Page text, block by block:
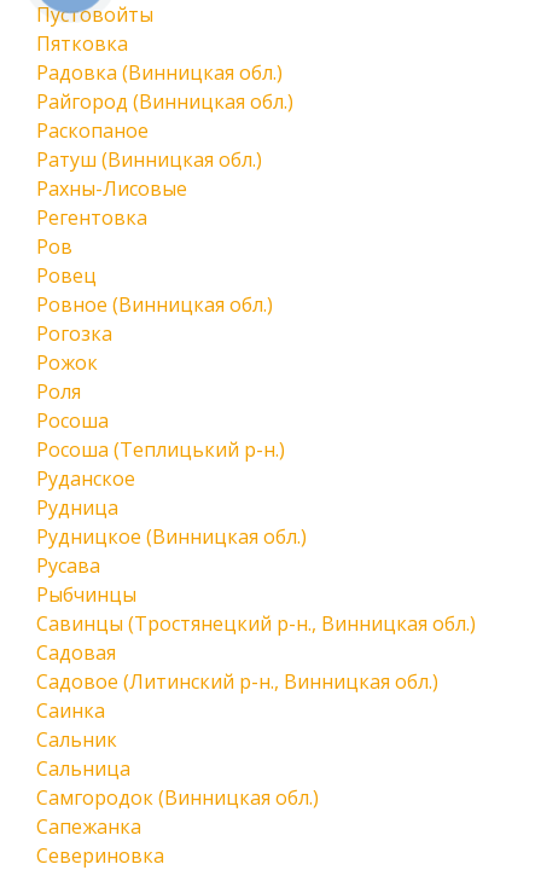
Пустовойты
Пятковка
Радовка (Винницкая обл.)
Райгород (Винницкая обл.)
Раскопаное
Ратуш (Винницкая обл.)
Рахны-Лисовые
Регентовка
Ров
Ровец
Ровное (Винницкая обл.)
Рогозка
Рожок
Роля
Росоша
Росоша (Теплицький р-н.)
Руданское
Рудница
Рудницкое (Винницкая обл.)
Русава
Рыбчинцы
Савинцы (Тростянецкий р-н., Винницкая обл.)
Садовая
Садовое (Литинский р-н., Винницкая обл.)
Саинка
Сальник
Сальница
Самгородок (Винницкая обл.)
Сапежанка
Севериновка